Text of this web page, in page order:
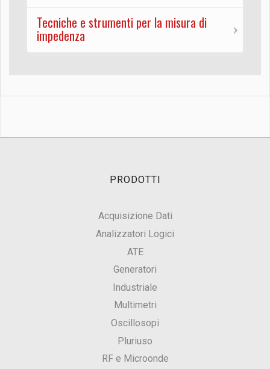
Tecniche e strumenti per la misura di
impedenza
PRODOTTI
Acquisizione Dati
Analizzatori Logici
ATE
Generatori
Industriale
Multimetri
Oscillosopi
Pluriuso
RF e Microonde